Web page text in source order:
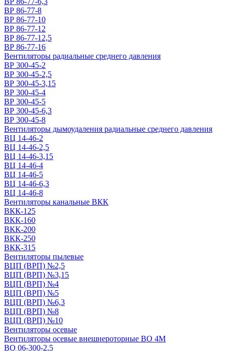
ВР 86-77-8
ВР 86-77-10
ВР 86-77-12
ВР 86-77-12,5
ВР 86-77-16
Вентиляторы радиальные среднего давления
ВР 300-45-2
ВР 300-45-2,5
ВР 300-45-3,15
ВР 300-45-4
ВР 300-45-5
ВР 300-45-6,3
ВР 300-45-8
Вентиляторы дымоудаления радиальные среднего давления
ВЦ 14-46-2
ВЦ 14-46-2,5
ВЦ 14-46-3,15
ВЦ 14-46-4
ВЦ 14-46-5
ВЦ 14-46-6,3
ВЦ 14-46-8
Вентиляторы канальные ВКК
ВКК-125
ВКК-160
ВКК-200
ВКК-250
ВКК-315
Вентиляторы пылевые
ВЦП (ВРП) №2,5
ВЦП (ВРП) №3,15
ВЦП (ВРП) №4
ВЦП (ВРП) №5
ВЦП (ВРП) №6,3
ВЦП (ВРП) №8
ВЦП (ВРП) №10
Вентиляторы осевые
Вентиляторы осевые внешнероторные ВО 4М
ВО 06-300-2,5